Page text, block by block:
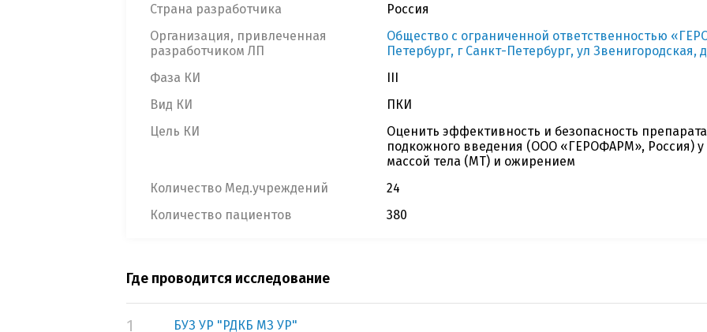
Страна разработчика
Россия
Организация, привлеченная
разработчиком ЛП
Общество с ограниченной ответственностью
Петербург, г Санкт-Петербург, ул Звенигородская,
Фаза КИ
III
Вид КИ
ПКИ
Цель КИ
Оценить эффективность и безопасность препарата
подкожного введения (ООО «ГЕРОФАРМ», Россия) у
массой тела (МТ) и ожирением
Количество Мед.учреждений
24
Количество пациентов
380
Где проводится исследование
1
БУЗ УР "РДКБ МЗ УР"